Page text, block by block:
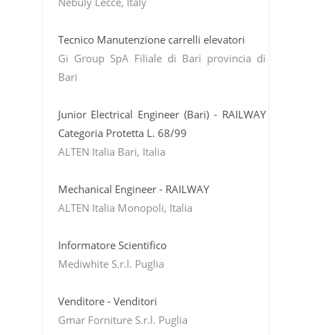
Tecnico Manutenzione carrelli elevatori
Gi Group SpA Filiale di Bari provincia di
Bari
Junior Electrical Engineer (Bari) - RAILWAY
Categoria Protetta L. 68/99
ALTEN Italia Bari, Italia
Mechanical Engineer - RAILWAY
ALTEN Italia Monopoli, Italia
Informatore Scientifico
Mediwhite S.r.l. Puglia
Venditore - Venditori
Gmar Forniture S.r.l. Puglia